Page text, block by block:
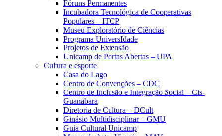
Fóruns Permanentes
Incubadora Tecnológica de Cooperativas
Populares – ITCP
Museu Exploratório de Ciências
Programa UniversIdade
Projetos de Extensão
Unicamp de Portas Abertas – UPA
Cultura e esporte
Casa do Lago
Centro de Convenções – CDC
Centro de Inclusão e Integração Social – Cis-
Guanabara
Diretoria de Cultura – DCult
Ginásio Multidisciplinar – GMU
Guia Cultural Unicamp